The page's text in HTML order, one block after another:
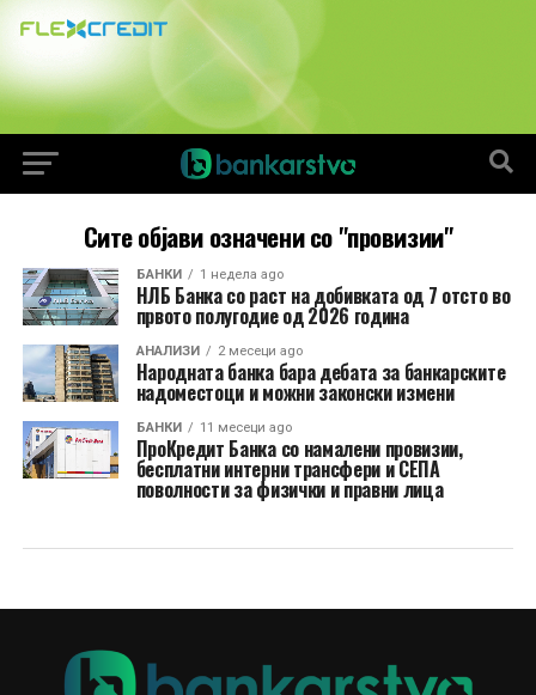
Сите објави означени со "провизии"
БАНКИ 1 недела ago
НЛБ Банка со раст на добивката од 7 отсто во
првото полугодие од 2026 година
АНАЛИЗИ 2 месеци ago
Народната банка бара дебата за банкарските
надоместоци и можни законски измени
БАНКИ 11 месеци ago
ПроКредит Банка со намалени провизии,
бесплатни интерни трансфери и СЕПА
поволности за физички и правни лица